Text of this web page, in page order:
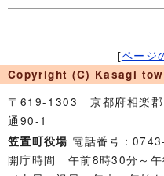
[ページ
Copyright (C) Kasagi
〒619-1303 京都府相楽郡
通90-1
笠置町役場 電話番号：
開庁時間 午前8時30分～